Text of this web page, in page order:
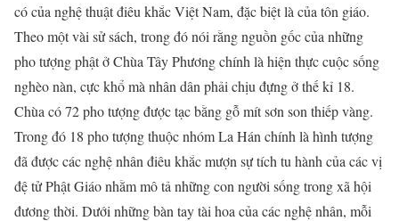
có của nghệ thuật điêu khắc Việt Nam, đặc biệt là của tôn giáo.
Theo một vài sử sách, trong đó nói rằng nguồn gốc của những
pho tượng phật ở Chùa Tây Phương chính là hiện thực cuộc sống
nghèo nàn, cực khổ mà nhân dân phải chịu đựng ở thế kỉ 18.
Chùa có 72 pho tượng được tạc bằng gỗ mít sơn son thiếp vàng.
Trong đó 18 pho tượng thuộc nhóm La Hán chính là hình tượng
đã được các nghệ nhân điêu khắc mượn sự tích tu hành của các vị
đệ tử Phật Giáo nhằm mô tả những con người sống trong xã hội
đương thời. Dưới những bàn tay tài hoa của các nghệ nhân, mỗi